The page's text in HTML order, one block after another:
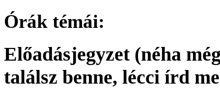
Órák témái:
Előadásjegyzet (néha
találsz benne, lécci írd